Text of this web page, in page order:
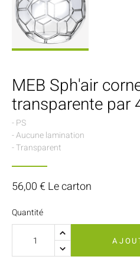
MEB Sph'air
transparente par
- PS
- Aucune lamination
- Transparent
56,00 € Le carton
Quantité